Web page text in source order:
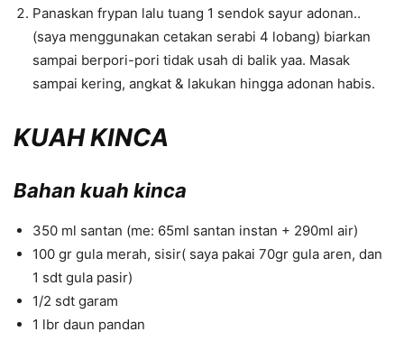
Panaskan frypan lalu tuang 1 sendok sayur adonan..
(saya menggunakan cetakan serabi 4 lobang) biarkan
sampai berpori-pori tidak usah di balik yaa. Masak
sampai kering, angkat & lakukan hingga adonan habis.
KUAH KINCA
Bahan kuah kinca
350 ml santan (me: 65ml santan instan + 290ml air)
100 gr gula merah, sisir( saya pakai 70gr gula aren, dan
1 sdt gula pasir)
1/2 sdt garam
1 lbr daun pandan